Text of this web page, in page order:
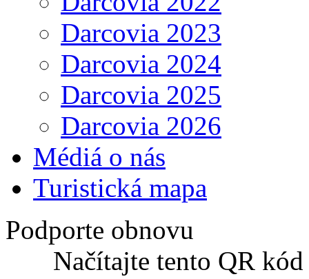
Darcovia 2023
Darcovia 2024
Darcovia 2025
Darcovia 2026
Médiá o nás
Turistická mapa
Podporte obnovu
Načítajte tento QR